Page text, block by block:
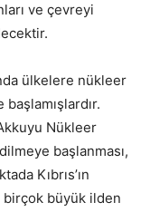
ve çevreyi
ülkelere nükleer
Nükleer
başlanması,
Kıbrıs’ın
birçok büyük ilden